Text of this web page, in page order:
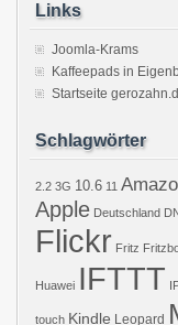
Links
Joomla-Krams
Kaffeepads in
Startseite
Schlagwörter
2.2 3G 10.6 11
Apple Deutschland
Flickr Fritz
Huawei IFTTT
touch Kindle Leopard